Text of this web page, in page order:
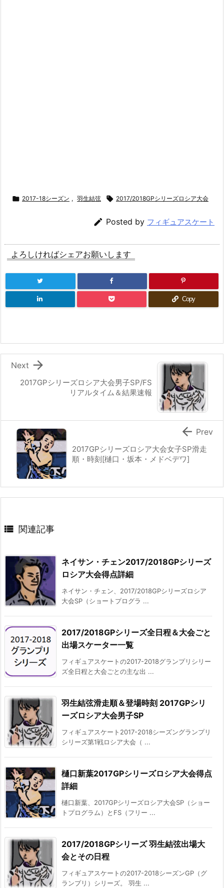
 2017-18シーズン , 羽生結弦  2017/2018GPシリーズロシア大会
 Posted by フィギュアスケート
よろしければシェアお願いします
Copy
2017GPシリーズロシア大会男子SP/FS
リアルタイム＆結果速報

Next
2017GPシリーズロシア大会女子SP滑走
順・時刻[樋口・坂本・メドベデワ]
 Prev
 関連記事
ネイサン・チェン2017/2018GPシリーズ
ロシア大会得点詳細
ネイサン・チェン、2017/2018GPシリーズロシア
大会SP（ショートプログラ ...
2017/2018GPシリーズ全日程＆大会ごと
出場スケーター一覧
フィギュアスケートの2017-2018グランプリシリー
ズ全日程と大会ごとの主な出 ...
羽生結弦滑走順＆登場時刻 2017GPシリ
ーズロシア大会男子SP
フィギュアスケート2017-2018シーズングランプリ
シリーズ第1戦ロシア大会（ ...
樋口新葉2017GPシリーズロシア大会得点
詳細
樋口新葉、2017GPシリーズロシア大会SP（ショー
トプログラム）とFS（フリー ...
2017/2018GPシリーズ 羽生結弦出場大
会とその日程
フィギュアスケートの2017-2018シーズンGP（グ
ランプリ）シリーズ。 羽生 ...